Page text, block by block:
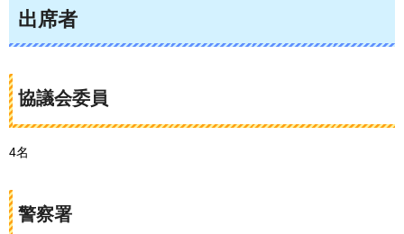
出席者
協議会委員
4名
警察署